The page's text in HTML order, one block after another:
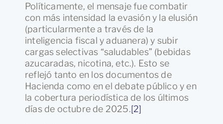
Políticamente, el mensaje fue combatir
con más intensidad la evasión y la elusión
(particularmente a través de la
inteligencia fiscal y aduanera) y subir
cargas selectivas “saludables” (bebidas
azucaradas, nicotina, etc.). Esto se
reflejó tanto en los documentos de
Hacienda como en el debate público y en
la cobertura periodística de los últimos
días de octubre de 2025.[2]